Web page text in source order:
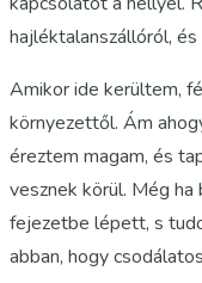
hajléktalanszállóról,
Amikor ide kerültem,
környezettől. Ám
éreztem magam, és
vesznek körül. Még
fejezetbe lépett, s
abban, hogy